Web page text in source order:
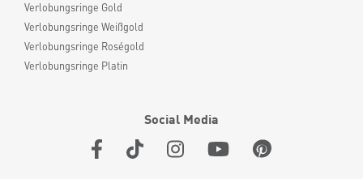
Verlobungsringe Gold
Verlobungsringe Weißgold
Verlobungsringe Roségold
Verlobungsringe Platin
Social Media